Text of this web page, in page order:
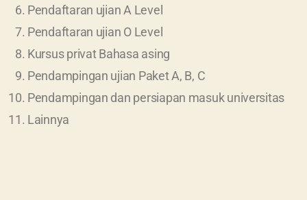
Pendaftaran ujian A Level
Pendaftaran ujian O Level
Kursus privat Bahasa asing
Pendampingan ujian Paket A, B, C
Pendampingan dan persiapan masuk universitas
Lainnya